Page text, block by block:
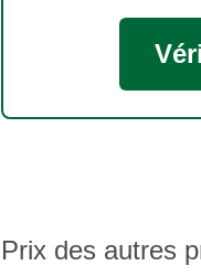
Prix des autres